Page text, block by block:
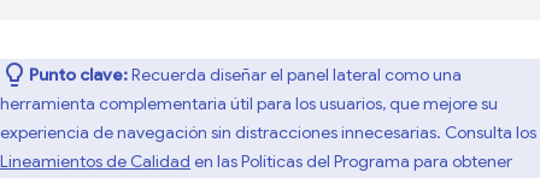
Punto clave:Recuerda diseñar el panel lateral como una
herramienta complementaria útil para los usuarios, que mejore su
experiencia de navegación sin distracciones innecesarias. Consulta los
Lineamientos de Calidad en las Políticas del Programa para obtener